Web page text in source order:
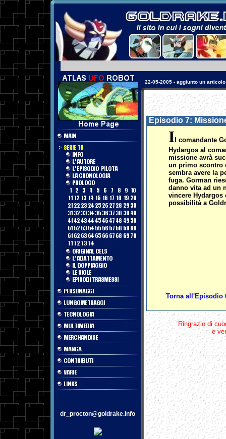
dr_procton@goldrake.info
17-08-2003 - aggiunta una
Episodio 7:
I l comandante
Hydargos al
missione avrà
un primo scontro
sembra avere la
fuga. Gorman
danno vita ad un
vincere Hydargos
possibilità a
Torna all'Episodio
Ringrazio di
e